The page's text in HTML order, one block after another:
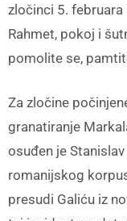
zločinci 5. februara
Rahmet, pokoj i
pomolite se,
Za zločine
granatiranje
osuđen je
romanijskog
presudi Galiću iz